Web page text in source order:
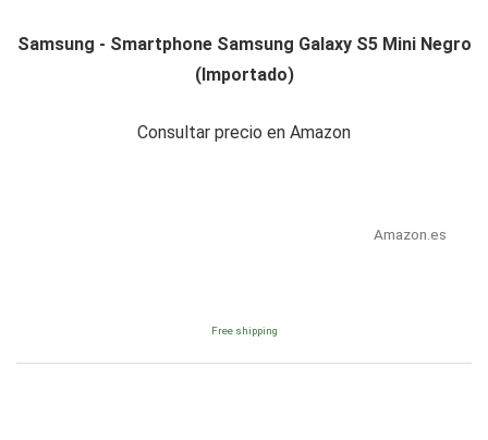
Samsung - Smartphone Samsung Galaxy S5 Mini Negro
(Importado)
Consultar precio en Amazon
Amazon.es
Free shipping